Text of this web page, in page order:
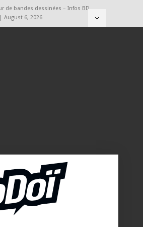
de bandes dessinées – Infos BD,
August 6, 2026